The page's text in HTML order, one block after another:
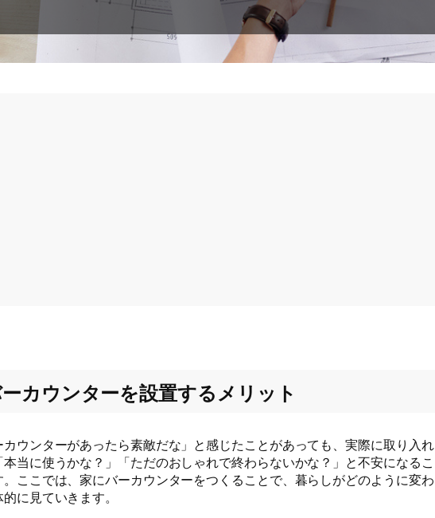
カウンターを設置するメリット
ウンターがあったら素敵だな」と感じたことがあっても、実際に取り入れ
当に使うかな？」「ただのおしゃれで終わらないかな？」と不安になるこ
ここでは、家にバーカウンターをつくることで、暮らしがどのように変わ
に見ていきます。